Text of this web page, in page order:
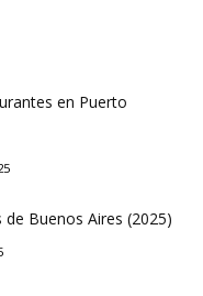
en Puerto
Buenos Aires (2025)